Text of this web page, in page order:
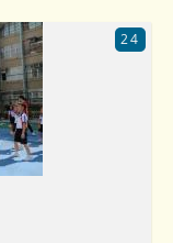
24